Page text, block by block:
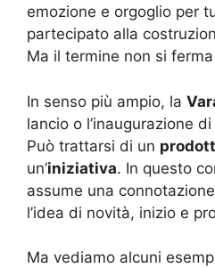
emozione e orgoglio per
partecipato alla
Ma il termine non si
In senso più ampio, la
lancio o l’inaugurazione
Può trattarsi di un
un’iniziativa. In questo
assume una
l’idea di novità, inizio e
Ma vediamo alcuni